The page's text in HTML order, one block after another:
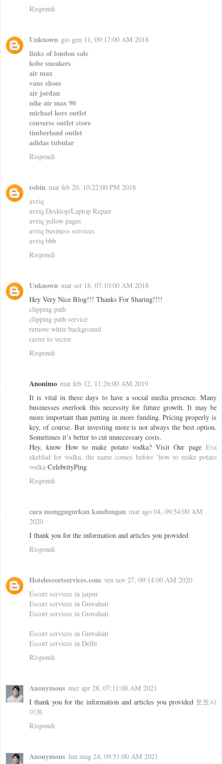
Rispondi
Unknown gio gen 11, 09:17:00 AM 2018
links of london sale
kobe sneakers
air max
vans shoes
air jordan
nike air max 90
michael kors outlet
converse outlet store
timberland outlet
adidas tubular
Rispondi
robin mar feb 20, 10:22:00 PM 2018
avriq
avriq Desktop/Laptop Repair
avriq yellow pages
avriq business services
avriq bbb
Rispondi
Unknown mar set 18, 07:10:00 AM 2018
Hey Very Nice Blog!!! Thanks For Sharing!!!!
clipping path
clipping path service
remove white background
raster to vector
Rispondi
Anonimo mar feb 12, 11:26:00 AM 2019
It is vital in these days to have a social media presence. Many
businesses overlook this necessity for future growth. It may be
more important than putting in more funding. Pricing properly is
key, of course. But investing more is not always the best option.
Sometimes it’s better to cut unnecessary costs.
Hey, know How to make potato vodka? Visit Our page Eva
ekeblad for vodka, the name comes before ‘how to make potato
vodka CelebrityPing
Rispondi
cara menggugurkan kandungan mar ago 04, 09:54:00 AM
2020
I thank you for the information and articles you provided
Rispondi
Hotelescortservices.com ven nov 27, 09:14:00 AM 2020
Escort services in jaipur
Escort services in Guwahati
Escort services in Guwahati
Escort services in Guwahati
Escort services in Delhi
Rispondi
Anonymous mer apr 28, 07:11:00 AM 2021
I thank you for the information and articles you provided 토토사
이트
Rispondi
Anonymous lun mag 24, 09:51:00 AM 2021